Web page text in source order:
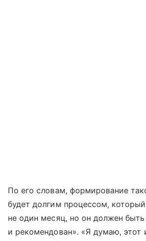
По его словам, формирование
будет долгим процессом,
не один месяц, но он должен быть
и рекомендован». «Я думаю, этот